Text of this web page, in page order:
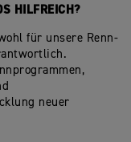
HILFREICH?
für unsere Renn-
neuer